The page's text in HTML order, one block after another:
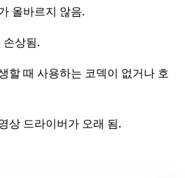
올바르지 않음.
상됨.
할 때 사용하는 코덱이 없거나 호
상 드라이버가 오래 됨.